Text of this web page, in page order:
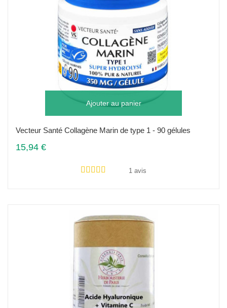
Ajouter au panier
Vecteur Santé Collagène Marin de type 1 - 90 gélules
15,94 €
1 avis